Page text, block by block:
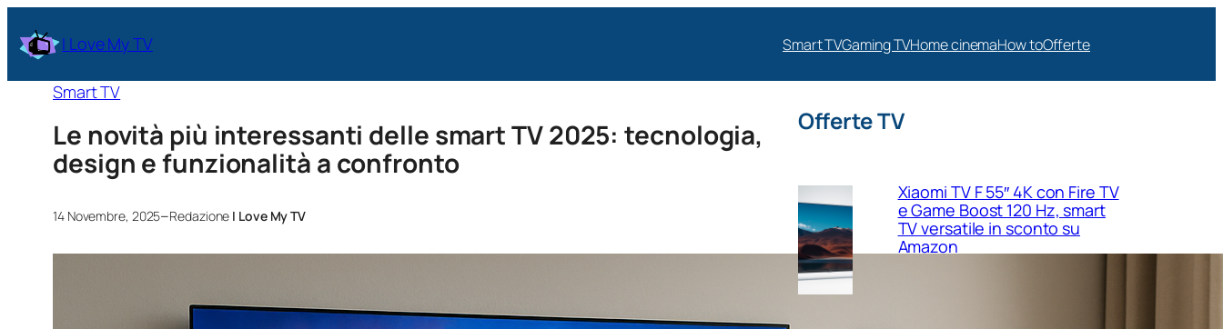
I Love My TV Smart TVGaming TVHome cinemaHow toOfferte
Smart TV
Le novità più interessanti delle smart TV 2025: tecnologia,
design e funzionalità a confronto
14 Novembre, 2025–Redazione I Love My TV
Offerte TV
Xiaomi TV F 55″ 4K con Fire TV
e Game Boost 120 Hz, smart
TV versatile in sconto su
Amazon